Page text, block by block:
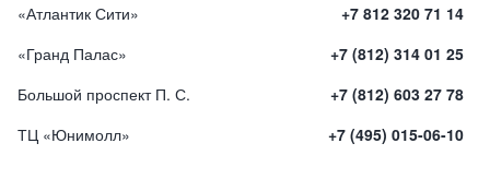
«Атлантик Сити»
+7 812 320 71 14
«Гранд Палас»
+7 (812) 314 01 25
Большой проспект П. С.
+7 (812) 603 27 78
ТЦ «Юнимолл»
+7 (495) 015-06-10